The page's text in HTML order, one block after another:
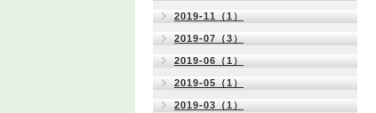
2019-11（1）
2019-07（3）
2019-06（1）
2019-05（1）
2019-03（1）